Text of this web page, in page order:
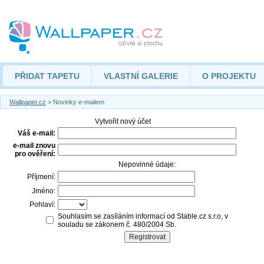
PŘIDAT TAPETU VLASTNÍ GALERIE O PROJEKTU
Wallpaper.cz > Novinky e-mailem